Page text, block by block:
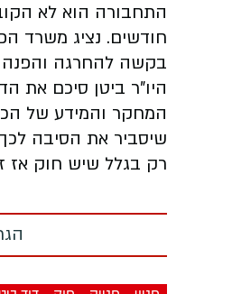
התחבורה הוא לא
חודשים. נציג משרד
בקשה להחרגה
היו"ר ביטן סיכם את
המחקר והמידע של
שיסביר את הסיבה
רק בגלל שיש חוק אז